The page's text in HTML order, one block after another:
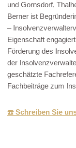
und Gornsdorf,
Berner ist
–
Eigenschaft
Förderung des
der
geschätzte
Fachbeiträge zum
☎️ Schreiben Sie